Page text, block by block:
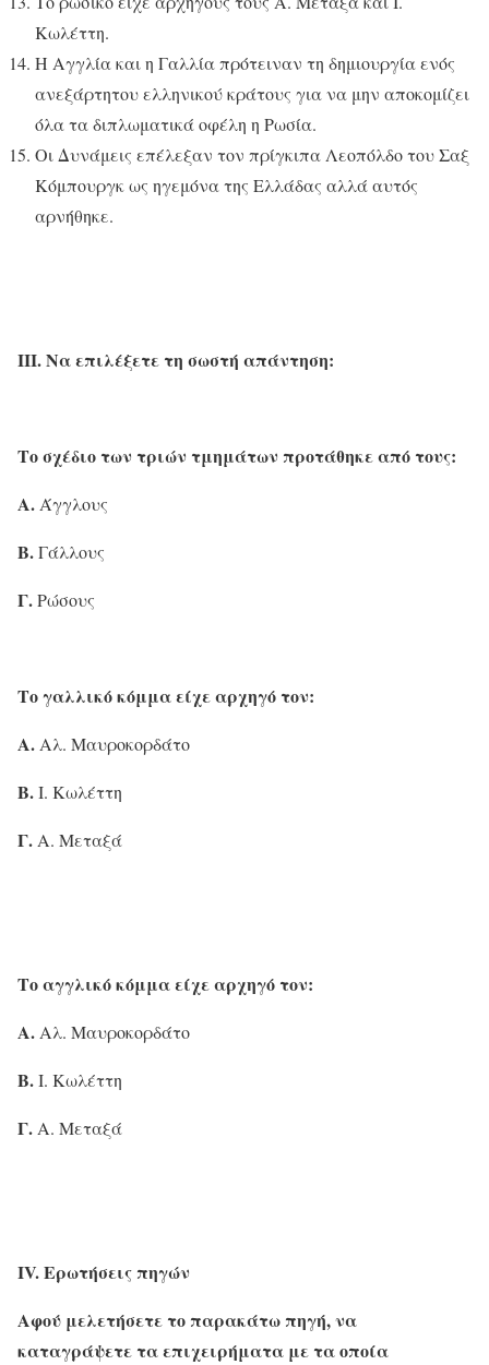
Κωλέττη.
H Αγγλία και η Γαλλία πρότειναν τη δημιουργία ενός
ανεξάρτητου ελληνικού κράτους για να μην αποκομίζει
όλα τα διπλωματικά οφέλη η Ρωσία.
Οι Δυνάμεις επέλεξαν τον πρίγκιπα Λεοπόλδο του Σαξ
Κόμπουργκ ως ηγεμόνα της Ελλάδας αλλά αυτός
αρνήθηκε.
ΙΙΙ. Να επιλέξετε τη σωστή απάντηση:
Το σχέδιο των τριών τμημάτων προτάθηκε από τους:
Α.Άγγλους
Β.Γάλλους
Γ.Ρώσους
Το γαλλικό κόμμα είχε αρχηγό τον:
Α.Αλ. Μαυροκορδάτο
Β.Ι. Κωλέττη
Γ.Α. Μεταξά
Το αγγλικό κόμμα είχε αρχηγό τον:
Α.Αλ. Μαυροκορδάτο
Β.Ι. Κωλέττη
Γ.Α. Μεταξά
ΙV. Ερωτήσεις πηγών
Αφού μελετήσετε το παρακάτω πηγή, να
καταγράψετε τα επιχειρήματα με τα οποία